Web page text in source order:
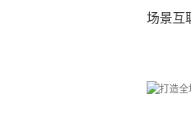
场景互